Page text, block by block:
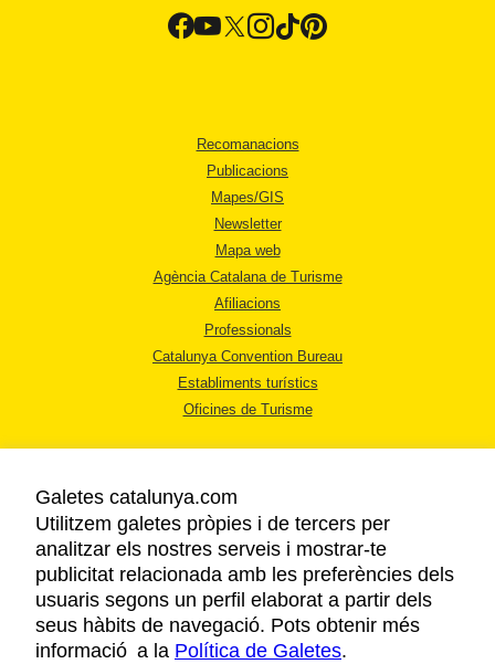
Recomanacions
Publicacions
Mapes/GIS
Newsletter
Mapa web
Agència Catalana de Turisme
Afiliacions
Professionals
Catalunya Convention Bureau
Establiments turístics
Oficines de Turisme
AVÍS LEGAL
POLÍTICA DE PRIVACITAT
COOKIES
ACCESSIBILITAT
Galetes catalunya.com
Utilitzem galetes pròpies i de tercers per
analitzar els nostres serveis i mostrar-te
publicitat relacionada amb les preferències dels
usuaris segons un perfil elaborat a partir dels
seus hàbits de navegació. Pots obtenir més
informació a la Política de Galetes.